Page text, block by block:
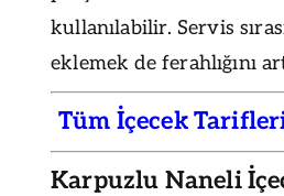
kullanılabilir. Servis
eklemek de ferahlığını
Tüm İçecek
Karpuzlu Naneli